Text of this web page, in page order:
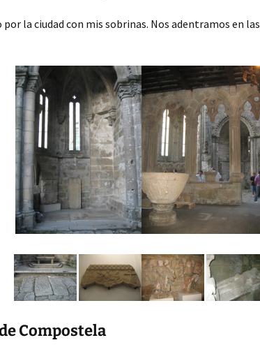
por la ciudad con mis sobrinas. Nos adentramos en las
Compostela